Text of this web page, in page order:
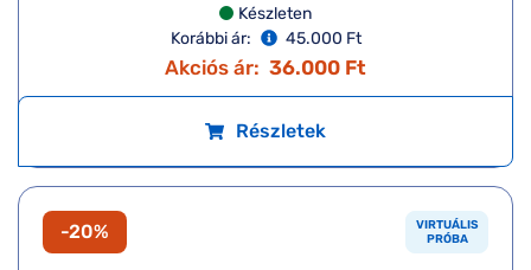
Készleten
Korábbi ár:
45.000 Ft
Akciós ár: 36.000 Ft
Részletek
-20%
VIRTUÁLIS
PRÓBA